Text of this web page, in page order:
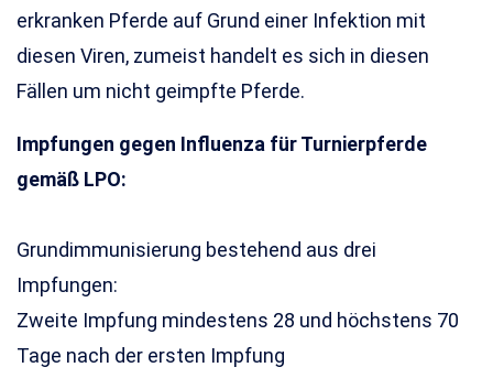
erkranken Pferde auf Grund einer Infektion mit
diesen Viren, zumeist handelt es sich in diesen
Fällen um nicht geimpfte Pferde.
Impfungen gegen Influenza für Turnierpferde
gemäß LPO:
Grundimmunisierung bestehend aus drei
Impfungen:
Zweite Impfung mindestens 28 und höchstens 70
Tage nach der ersten Impfung